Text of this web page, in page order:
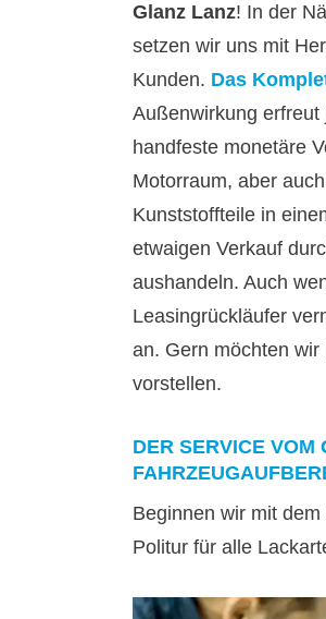
Glanz Lanz! In der
setzen wir uns mit
Kunden. Das
Außenwirkung erfreut
handfeste monetäre
Motorraum, aber
Kunststoffteile in
etwaigen Verkauf
aushandeln. Auch
Leasingrückläufer
an. Gern möchten
vorstellen.
DER SERVICE VOM
Beginnen wir mit
Politur für alle